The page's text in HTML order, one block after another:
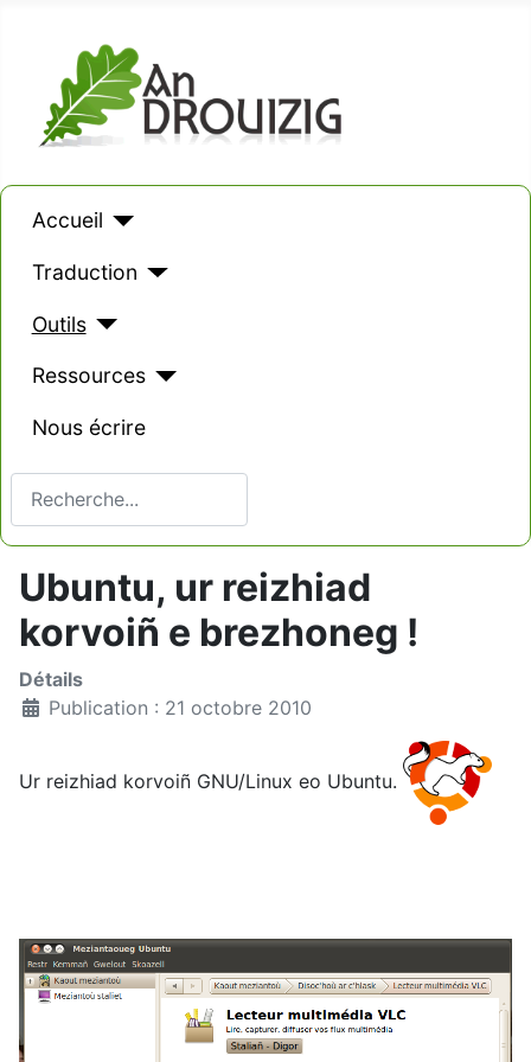
Accueil
Traduction
Outils
Ressources
Nous écrire
Type 2 or more characters for results.
Ubuntu, ur reizhiad
korvoiñ e brezhoneg !
Détails
Publication : 21 octobre 2010
Ur reizhiad korvoiñ GNU/Linux eo Ubuntu.